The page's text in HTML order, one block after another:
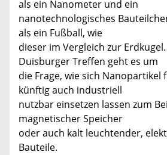
als ein Nanometer und ein
nanotechnologisches
als ein Fußball, wie
dieser im Vergleich zur
Duisburger Treffen geht es um
die Frage, wie sich Nanopartikel
künftig auch industriell
nutzbar einsetzen lassen zum
magnetischer Speicher
oder auch kalt leuchtender,
Bauteile.